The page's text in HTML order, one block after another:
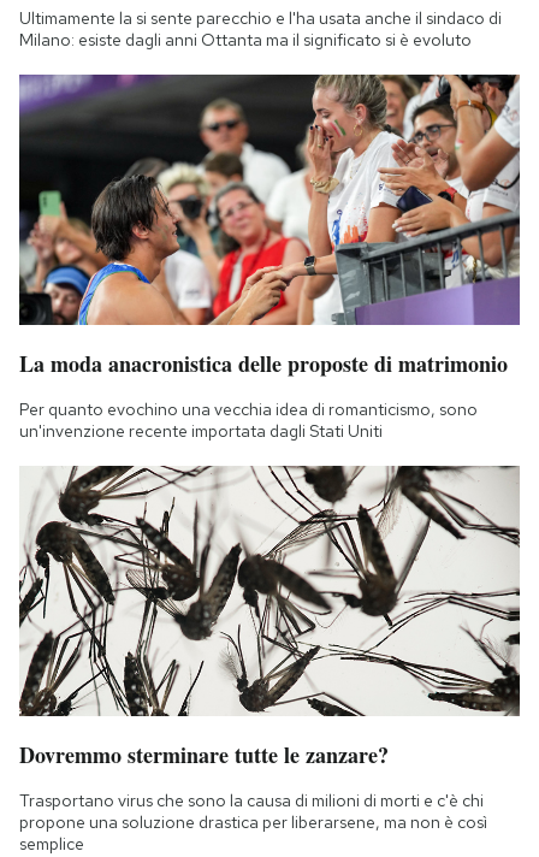
Ultimamente la si sente parecchio e l'ha usata anche il sindaco di
Milano: esiste dagli anni Ottanta ma il significato si è evoluto
La moda anacronistica delle proposte di matrimonio
Per quanto evochino una vecchia idea di romanticismo, sono
un'invenzione recente importata dagli Stati Uniti
Dovremmo sterminare tutte le zanzare?
Trasportano virus che sono la causa di milioni di morti e c'è chi
propone una soluzione drastica per liberarsene, ma non è così
semplice